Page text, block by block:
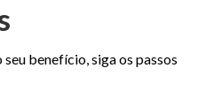
benefício, siga os passos